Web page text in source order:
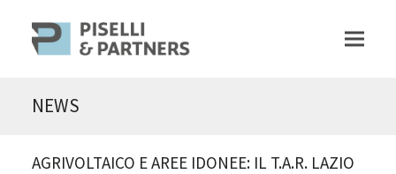
NEWS
AGRIVOLTAICO E AREE IDONEE: IL T.A.R. LAZIO